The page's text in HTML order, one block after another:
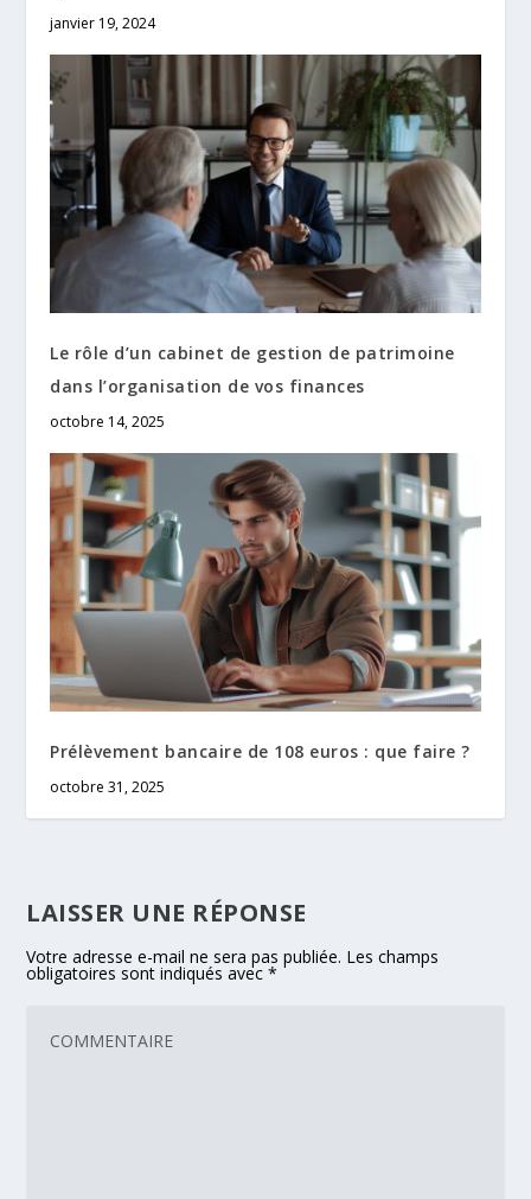
janvier 19, 2024
Le rôle d’un cabinet de gestion de patrimoine
dans l’organisation de vos finances
octobre 14, 2025
Prélèvement bancaire de 108 euros : que faire ?
octobre 31, 2025
LAISSER UNE RÉPONSE
Votre adresse e-mail ne sera pas publiée. Les champs
obligatoires sont indiqués avec*